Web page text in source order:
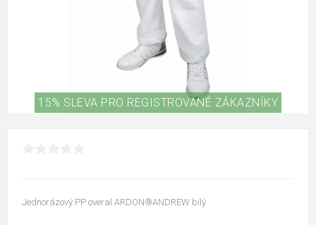
15% SLEVA PRO REGISTROVANÉ ZÁKAZNÍKY
Jednorázový PP overal ARDON®ANDREW bílý